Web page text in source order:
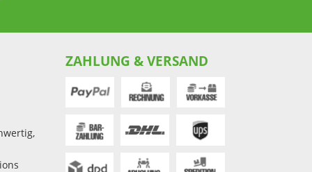
ZAHLUNG & VERSAND